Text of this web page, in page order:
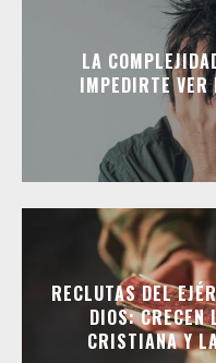
LA
IMPEDIRTE VER
RECLUTAS DEL
DIOS: CRECEN
CRISTIANA Y